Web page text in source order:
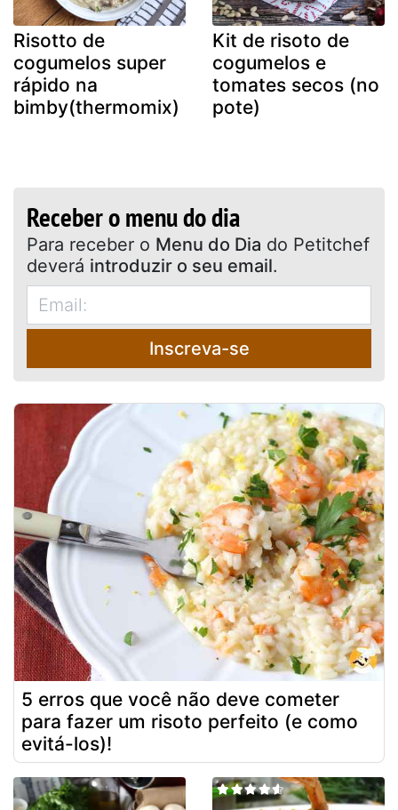
Risotto de
cogumelos super
rápido na
bimby(thermomix)
Kit de risoto de
cogumelos e
tomates secos (no
pote)
Receber o menu do dia
Para receber o Menu do Dia do Petitchef
deverá introduzir o seu email.
Inscreva-se
5 erros que você não deve cometer
para fazer um risoto perfeito (e como
evitá-los)!